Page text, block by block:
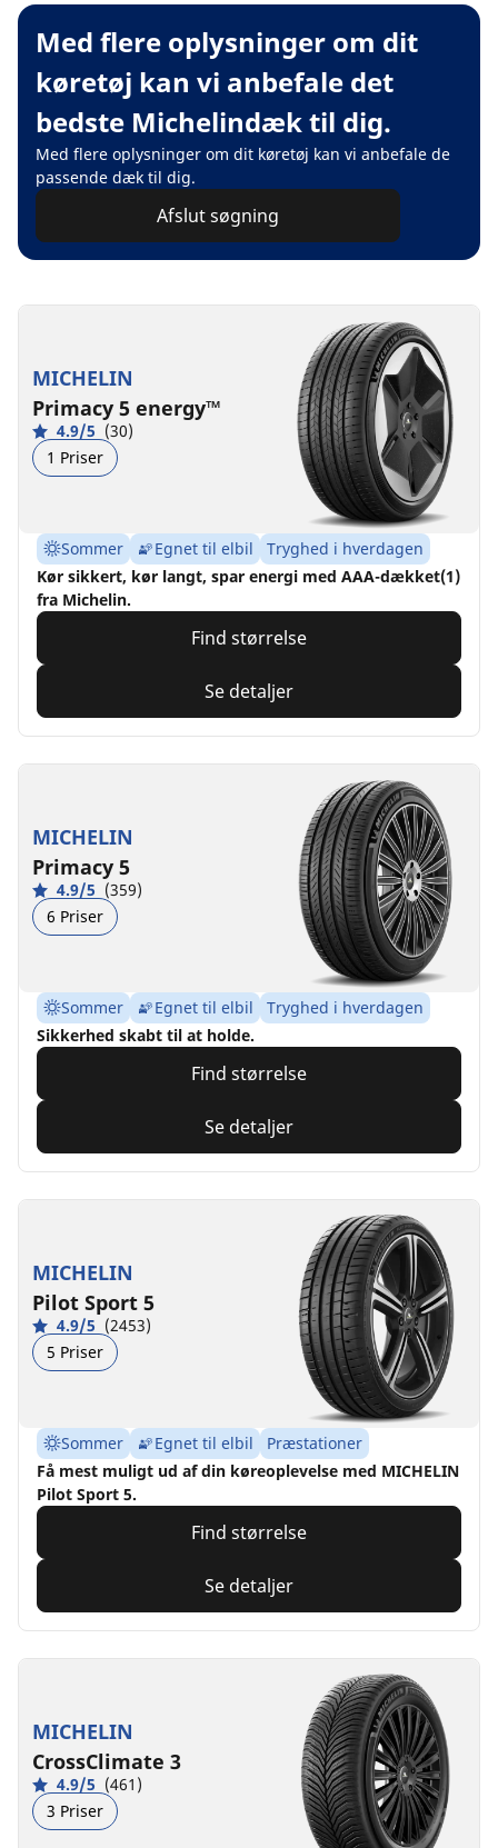
Med flere oplysninger om dit
køretøj kan vi anbefale det
bedste Michelindæk til dig.
Med flere oplysninger om dit køretøj kan vi anbefale de
passende dæk til dig.
Afslut søgning
MICHELIN
Primacy 5 energy™
4.9/5 (30)
1 Priser
Sommer Egnet til elbil
Tryghed i hverdagen
Kør sikkert, kør langt, spar energi med AAA-dækket(1)
fra Michelin.
Find størrelse
Se detaljer
MICHELIN
Primacy 5
4.9/5 (359)
6 Priser
Sommer Egnet til elbil
Tryghed i hverdagen
Sikkerhed skabt til at holde.
Find størrelse
Se detaljer
MICHELIN
Pilot Sport 5
4.9/5 (2453)
5 Priser
Sommer Egnet til elbil
Præstationer
Få mest muligt ud af din køreoplevelse med MICHELIN
Pilot Sport 5.
Find størrelse
Se detaljer
MICHELIN
CrossClimate 3
4.9/5 (461)
3 Priser